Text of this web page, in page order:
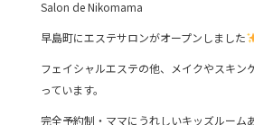
Salon de Nikomama
早島町にエステサロンがオープンしました
フェイシャルエステの他、メイクやスキン
っています。
完全予約制・ママにうれしいキッズルーム